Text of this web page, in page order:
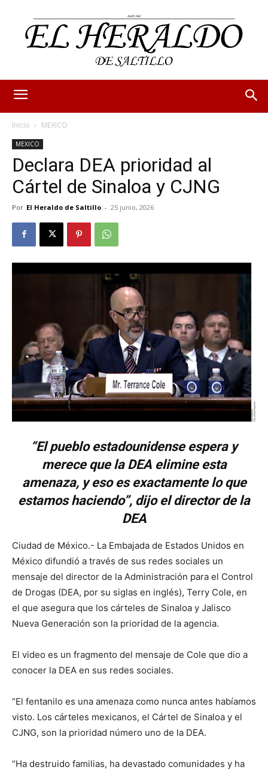
Inicio MEXICO
MEXICO
Declara DEA prioridad al
Cártel de Sinaloa y CJNG
Por El Heraldo de Saltillo - 25 junio, 2026
“El pueblo estadounidense espera y
merece que la DEA elimine esta
amenaza, y eso es exactamente lo que
estamos haciendo”, dijo el director de la
DEA
Ciudad de México.- La Embajada de Estados Unidos en
México difundió a través de sus redes sociales un
mensaje del director de la Administración para el Control
de Drogas (DEA, por su siglas en inglés), Terry Cole, en
el que asegura que los cárteles de Sinaloa y Jalisco
Nueva Generación son la prioridad de la agencia.
El video es un fragmento del mensaje de Cole que dio a
conocer la DEA en sus redes sociales.
“El fentanilo es una amenaza como nunca antes habíamos
visto. Los cárteles mexicanos, el Cártel de Sinaloa y el
CJNG, son la prioridad número uno de la DEA.
“Ha destruido familias, ha devastado comunidades y ha